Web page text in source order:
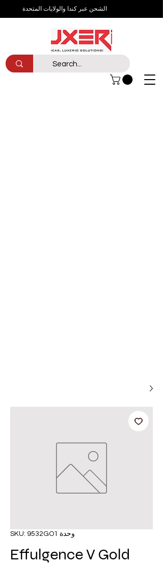
الشحن عبر كندا والولايات المتحدة
وحدة SKU: 9532GO1
Effulgence V Gold